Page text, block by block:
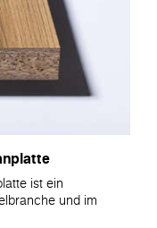
ist ein
und im